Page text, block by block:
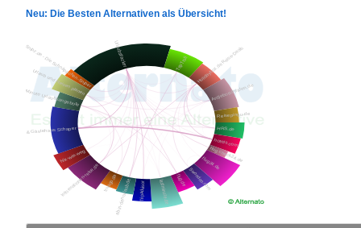
Neu: Die Besten Alternativen als Übersicht!